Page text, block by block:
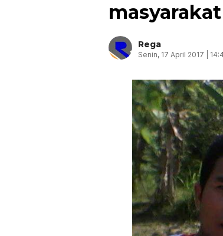
Rega
Senin, 17 April 2017 |